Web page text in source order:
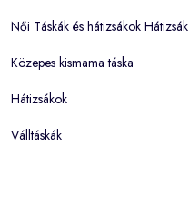
Női Táskák és hátizsákok Hátizsák
Közepes kismama táska
Hátizsákok
Válltáskák